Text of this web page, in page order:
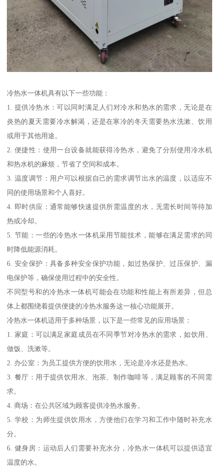
冷热水一体机具有以下一些功能：
1. 提供冷热水：可以同时满足人们对冷水和热水的需求，无论是在
炎热的夏天需要冷水解渴，还是在寒冷的冬天需要热水洗漱、饮用
或用于其他用途。
2. 便捷性：使用一台设备就能获得冷热水，避免了分别使用冷水机
和热水机的麻烦，节省了空间和成本。
3. 温度调节：用户可以根据自己的需求调节出水的温度，以适应不
同的使用场景和个人喜好。
4. 即时供应：通常能够快速提供所需温度的水，无需长时间等待加
热或冷却。
5. 节能：一些的冷热水一体机采用节能技术，能够在满足需求的同
时降低能源消耗。
6. 安全保护：具备多种安全保护功能，如过热保护、过压保护、漏
电保护等，确保使用过程中的安全性。
不同型号和的冷热水一体机可能会在功能和性能上有所差异，但总
体上都围绕着提供便捷的冷热水服务这一核心功能展开。
冷热水一体机适用于多种场景，以下是一些常见的应用场景：
1. 家庭：可以满足家庭成员在不同季节对冷热水的需求，如饮用、
做饭、洗漱等。
2. 办公室：为员工提供方便的饮用水，无论是冷水还是热水。
3. 餐厅：用于提供饮用水、泡茶、制作咖啡等，满足顾客的不同需
求。
4. 商场：在公共区域为顾客提供冷热水服务。
5. 学校：为师生提供饮用水，方便他们在学习和工作中随时补充水
分。
6. 健身房：运动后人们需要补充水分，冷热水一体机可以提供适宜
温度的水。